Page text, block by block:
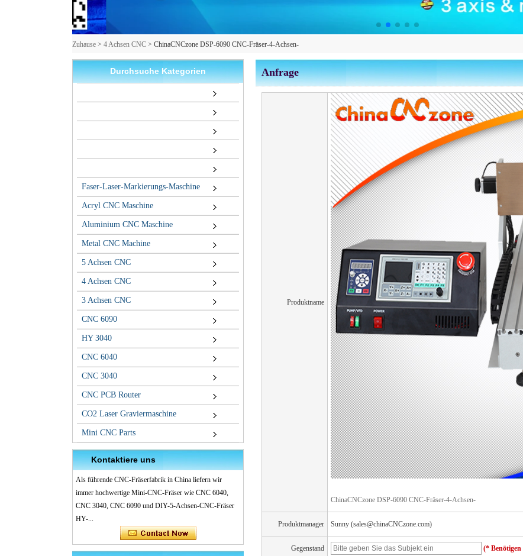
Zuhause > 4 Achsen CNC > ChinaCNCzone DSP-6090 CNC-Fräser-4-Achsen-
Durchsuche Kategorien
Faser-Laser-Markierungs-Maschine
Acryl CNC Maschine
Aluminium CNC Maschine
Metal CNC Machine
5 Achsen CNC
4 Achsen CNC
3 Achsen CNC
CNC 6090
HY 3040
CNC 6040
CNC 3040
CNC PCB Router
CO2 Laser Graviermaschine
Mini CNC Parts
Kontaktiere uns
Als führende CNC-Fräserfabrik in China liefern wir
immer hochwertige Mini-CNC-Fräser wie CNC 6040,
CNC 3040, CNC 6090 und DIY-5-Achsen-CNC-Fräser
HY-...
Anfrage
Produktname
ChinaCNCzone DSP-6090 CNC-Fräser-4-Achsen-
Produktmanager Sunny (sales@chinaCNCzone.com)
Gegenstand (* Benötigen